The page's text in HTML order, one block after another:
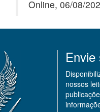
Online, 06/08/
nossos